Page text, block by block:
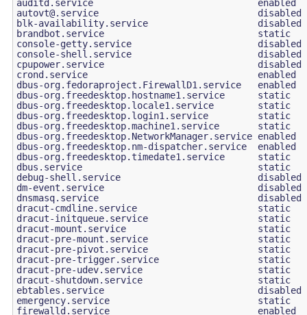
autovt@.service
                             disabled
blk-availability.service                    disabled
brandbot.service                            static
console-getty.service                       disabled
console-shell.service                       disabled
cpupower.service                            disabled
crond.service                               enabled
dbus-org.fedoraproject.FirewallD1.service   enabled
dbus-org.freedesktop.hostname1.service      static
dbus-org.freedesktop.locale1.service        static
dbus-org.freedesktop.login1.service         static
dbus-org.freedesktop.machine1.service       static
dbus-org.freedesktop.NetworkManager.service enabled
dbus-org.freedesktop.nm-dispatcher.service  enabled
dbus-org.freedesktop.timedate1.service      static
dbus.service                                static
debug-shell.service                         disabled
dm-event.service                            disabled
dnsmasq.service                             disabled
dracut-cmdline.service                      static
dracut-initqueue.service                    static
dracut-mount.service                        static
dracut-pre-mount.service                    static
dracut-pre-pivot.service                    static
dracut-pre-trigger.service                  static
dracut-pre-udev.service                     static
dracut-shutdown.service                     static
ebtables.service                            disabled
emergency.service                           static